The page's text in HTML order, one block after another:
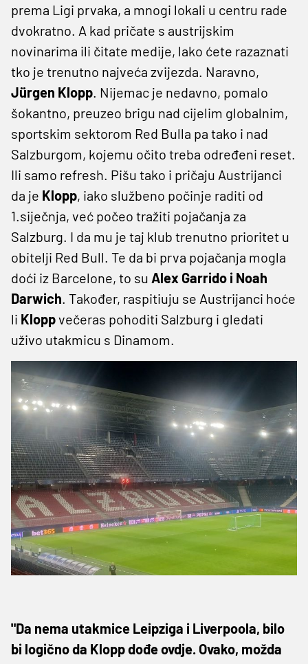
prema Ligi prvaka, a mnogi lokali u centru rade
dvokratno. A kad pričate s austrijskim
novinarima ili čitate medije, lako ćete razaznati
tko je trenutno najveća zvijezda. Naravno,
Jürgen Klopp. Nijemac je nedavno, pomalo
šokantno, preuzeo brigu nad cijelim globalnim,
sportskim sektorom Red Bulla pa tako i nad
Salzburgom, kojemu očito treba određeni reset.
Ili samo refresh. Pišu tako i pričaju Austrijanci
da je Klopp, iako službeno počinje raditi od
1.siječnja, već počeo tražiti pojačanja za
Salzburg. I da mu je taj klub trenutno prioritet u
obitelji Red Bull. Te da bi prva pojačanja mogla
doći iz Barcelone, to su Alex Garrido i Noah
Darwich. Također, raspitiuju se Austrijanci hoće
li Kloppvečeras pohoditi Salzburg i gledati
uživo utakmicu s Dinamom.
"Da nema utakmice Leipziga i Liverpoola, bilo
bi logično da Klopp dođe ovdje. Ovako, možda